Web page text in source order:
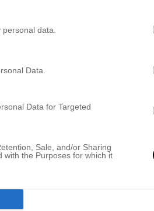
data.
Data.
Data for Targeted
Sale, and/or Sharing
with the Purposes for which it
egenskaper? 7. Vad är du […]
DOM BÄSTA
LÄNK – 3.LÄNK – 4.LÄNK –
8.LÄNK – 9.LÄNK GOD
livet mår dåligt och är sjuka,